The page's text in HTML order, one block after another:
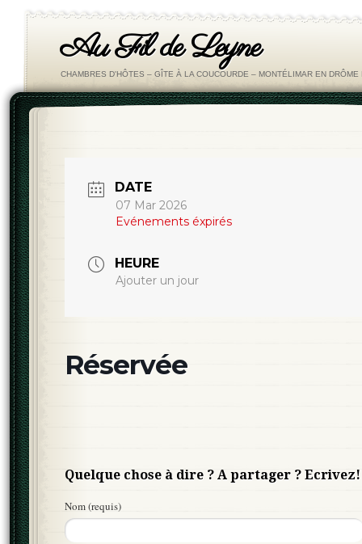
Au Fil de Leyne
CHAMBRES D'HÔTES – GÎTE À LA COUCOURDE – MONTÉLIMAR EN DRÔME
DATE
07 Mar 2026
Evénements éxpirés
HEURE
Ajouter un jour
Réservée
Quelque chose à dire ? A partager ? Ecrivez!
Nom (requis)